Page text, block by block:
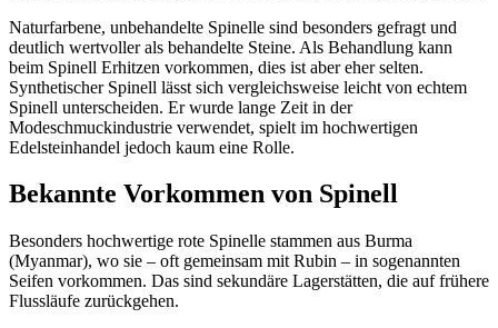
Naturfarbene, unbehandelte Spinelle sind besonders gefragt und
deutlich wertvoller als behandelte Steine. Als Behandlung kann
beim Spinell Erhitzen vorkommen, dies ist aber eher selten.
Synthetischer Spinell lässt sich vergleichsweise leicht von echtem
Spinell unterscheiden. Er wurde lange Zeit in der
Modeschmuckindustrie verwendet, spielt im hochwertigen
Edelsteinhandel jedoch kaum eine Rolle.
Bekannte Vorkommen von Spinell
Besonders hochwertige rote Spinelle stammen aus Burma
(Myanmar), wo sie – oft gemeinsam mit Rubin – in sogenannten
Seifen vorkommen. Das sind sekundäre Lagerstätten, die auf frühere
Flussläufe zurückgehen.